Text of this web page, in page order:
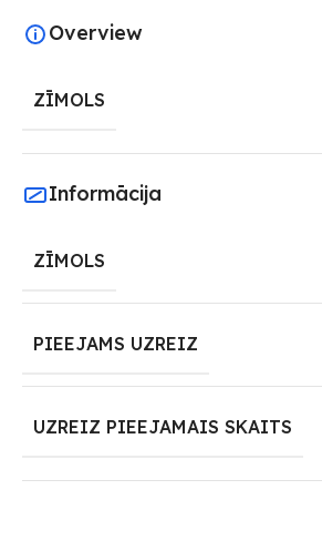
Overview
ZĪMOLS
Informācija
ZĪMOLS
PIEEJAMS UZREIZ
UZREIZ PIEEJAMAIS SKAITS